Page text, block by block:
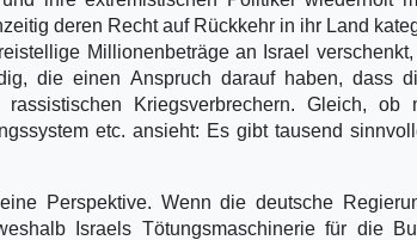
deren Recht auf Rückkehr in ihr Land
Millionenbeträge an Israel
die einen Anspruch darauf haben, dass
Kriegsverbrechern. Gleich, ob
etc. ansieht: Es gibt tausend
Perspektive. Wenn die deutsche
Israels Tötungsmaschinerie für die